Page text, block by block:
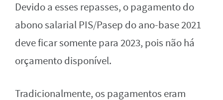
Devido a esses repasses, o pagamento do
abono salarial PIS/Pasep do ano-base 2021
deve ficar somente para 2023, pois não há
orçamento disponível.
Tradicionalmente, os pagamentos eram